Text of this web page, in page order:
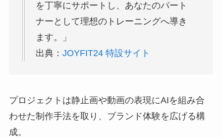
を丁寧にサポートし、あなたのパート
ナーとして理想のトレーニングへ導き
ます。」
出典： JOYFIT24 特設サイト
プロジェクトは静止画や動画の表現にAIを組み合
わせた制作手法を取り、ブランド体験を広げる構
成。